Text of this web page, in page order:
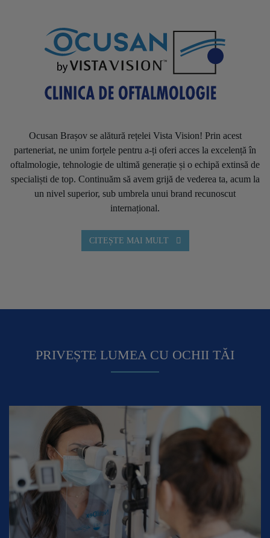
Ocusan Brașov se alătură rețelei Vista Vision! Prin acest
parteneriat, ne unim forțele pentru a-ți oferi acces la excelență în
oftalmologie, tehnologie de ultimă generație și o echipă extinsă de
specialiști de top. Continuăm să avem grijă de vederea ta, acum la
un nivel superior, sub umbrela unui brand recunoscut
internațional.
CITEȘTE MAI MULT
PRIVEȘTE LUMEA CU OCHII TĂI